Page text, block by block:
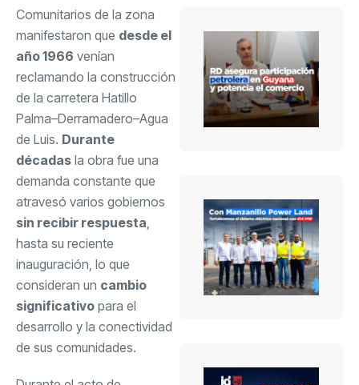
Comunitarios de la zona
manifestaron que desde el
año 1966 venían
reclamando la construcción
de la carretera Hatillo
Palma–Derramadero–Agua
de Luis. Durante
décadas la obra fue una
demanda constante que
atravesó varios gobiernos
sin recibir respuesta,
hasta su reciente
inauguración, lo que
consideran un cambio
significativo para el
desarrollo y la conectividad
de sus comunidades.